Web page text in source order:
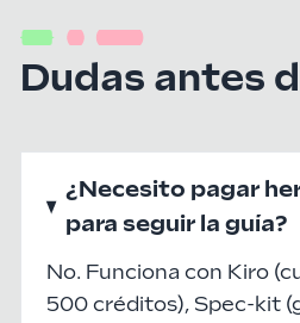
Dudas antes
¿Necesito pagar
para seguir la guía?
No. Funciona con Kiro
500 créditos), Spec-kit